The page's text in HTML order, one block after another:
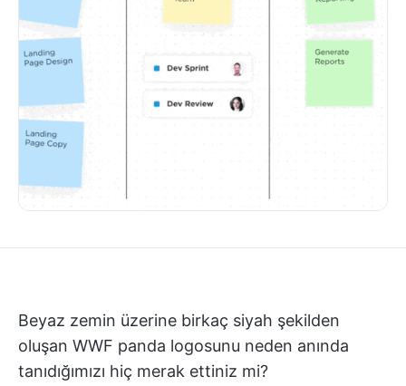
Beyaz zemin üzerine birkaç siyah şekilden
oluşan WWF panda logosunu neden anında
tanıdığımızı hiç merak ettiniz mi?